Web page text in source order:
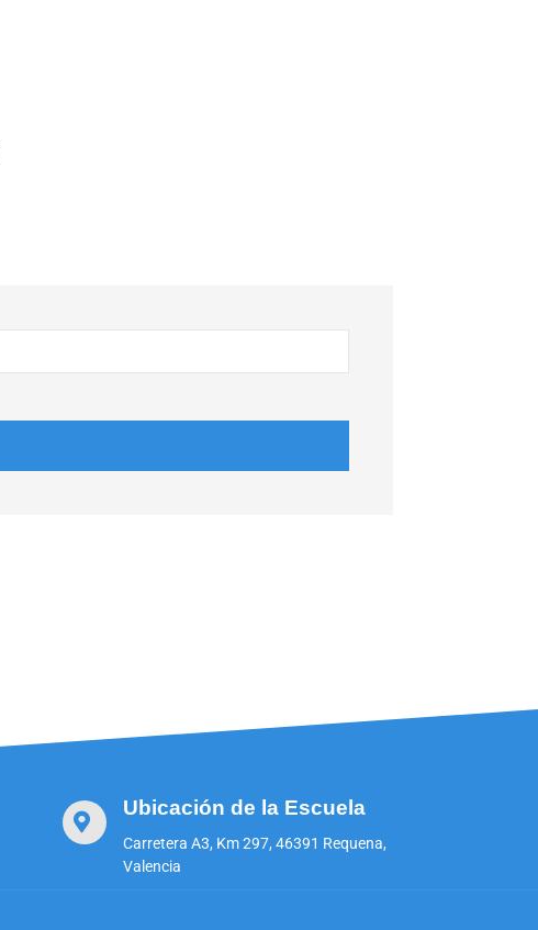
Ubicación de la Escuela
Carretera A3, Km 297, 46391 Requena,
Valencia